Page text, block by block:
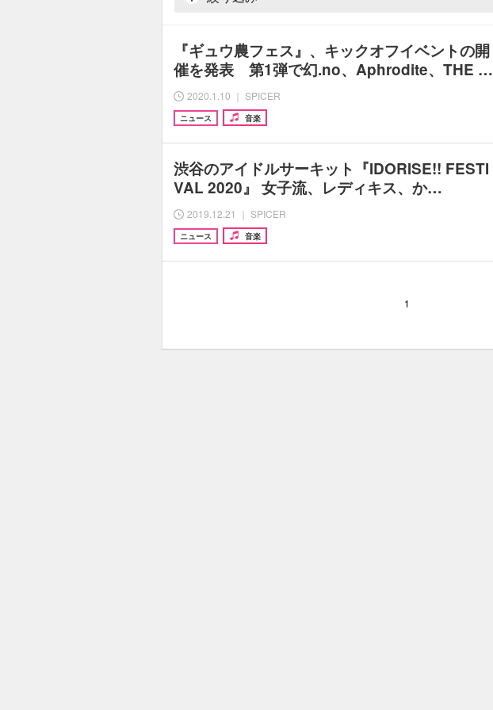
『ギュウ農フェス』、キックオフイベントの開
催を発表 第1弾で幻.no、Aphrodite、THE …
2020.1.10 ｜ SPICER
ニュース 音楽
渋谷のアイドルサーキット『IDORISE!! FESTI
VAL 2020』 女子流、レディキス、か…
2019.12.21 ｜ SPICER
ニュース 音楽
1